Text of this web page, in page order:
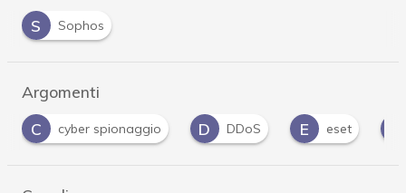
S
Sophos
Argomenti
C
cyber spionaggio D DDoS E eset